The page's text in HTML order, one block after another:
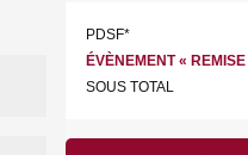
PDSF*
ÉVÈNEMENT «
SOUS TOTAL